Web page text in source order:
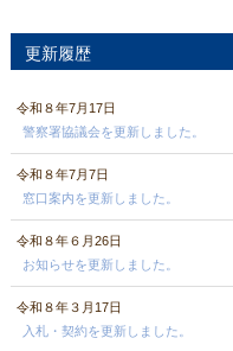
更新履歴
令和８年7月17日
警察署協議会を更新しました。
令和８年7月7日
窓口案内を更新しました。
令和８年６月26日
お知らせを更新しました。
令和８年３月17日
入札・契約を更新しました。